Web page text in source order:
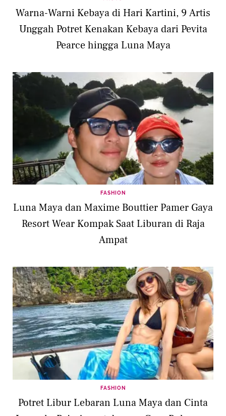
Warna-Warni Kebaya di Hari Kartini, 9 Artis
Unggah Potret Kenakan Kebaya dari Pevita
Pearce hingga Luna Maya
FASHION
Luna Maya dan Maxime Bouttier Pamer Gaya
Resort Wear Kompak Saat Liburan di Raja
Ampat
FASHION
Potret Libur Lebaran Luna Maya dan Cinta